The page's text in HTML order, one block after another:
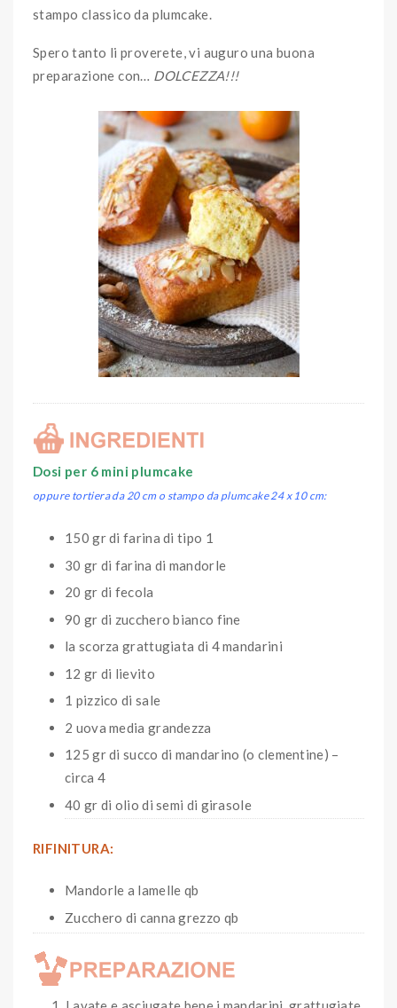
stampo classico da plumcake.
Spero tanto li proverete, vi auguro una buona
preparazione con… DOLCEZZA!!!
Dosi per 6 mini plumcake
oppure tortiera da 20 cm o stampo da plumcake 24 x 10 cm:
150 gr di farina di tipo 1
30 gr di farina di mandorle
20 gr di fecola
90 gr di zucchero bianco fine
la scorza grattugiata di 4 mandarini
12 gr di lievito
1 pizzico di sale
2 uova media grandezza
125 gr di succo di mandarino (o clementine) –
circa 4
40 gr di olio di semi di girasole
RIFINITURA:
Mandorle a lamelle qb
Zucchero di canna grezzo qb